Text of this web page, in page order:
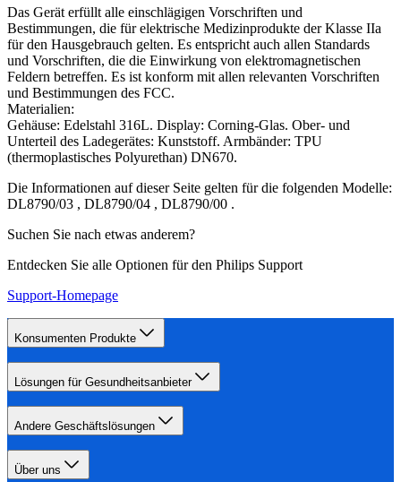
Das Gerät erfüllt alle einschlägigen Vorschriften und
Bestimmungen, die für elektrische Medizinprodukte der Klasse IIa
für den Hausgebrauch gelten. Es entspricht auch allen Standards
und Vorschriften, die die Einwirkung von elektromagnetischen
Feldern betreffen. Es ist konform mit allen relevanten Vorschriften
und Bestimmungen des FCC.
Materialien:
Gehäuse: Edelstahl 316L. Display: Corning-Glas. Ober- und
Unterteil des Ladegerätes: Kunststoff. Armbänder: TPU
(thermoplastisches Polyurethan) DN670.
Die Informationen auf dieser Seite gelten für die folgenden Modelle:
DL8790/03 , DL8790/04 , DL8790/00 .
Suchen Sie nach etwas anderem?
Entdecken Sie alle Optionen für den Philips Support
Support-Homepage
Konsumenten Produkte
Lösungen für Gesundheitsanbieter
Andere Geschäftslösungen
Über uns